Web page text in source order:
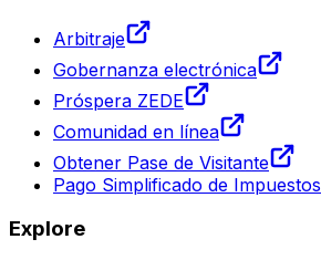
Arbitraje
Gobernanza electrónica
Próspera ZEDE
Comunidad en línea
Obtener Pase de Visitante
Pago Simplificado de Impuestos
Explore